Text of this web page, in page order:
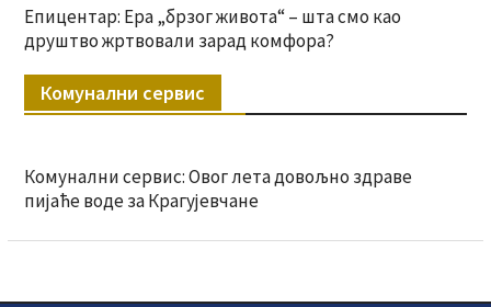
Епицентар: Ера „брзог живота“ – шта смо као
друштво жртвовали зарад комфора?
Комунални сервис
Комунални сервис: Овог лета довољно здраве
пијаће воде за Крагујевчане